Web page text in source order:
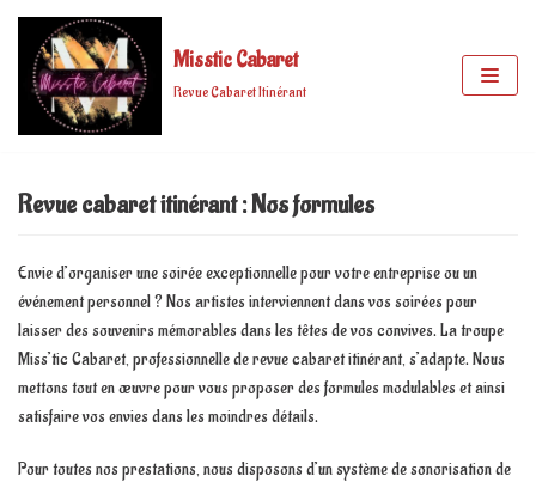
Aller
au
contenu
Misstic Cabaret
Revue Cabaret Itinérant
Revue cabaret itinérant : Nos formules
Envie d’organiser une soirée exceptionnelle pour votre entreprise ou un
événement personnel ? Nos artistes interviennent dans vos soirées pour
laisser des souvenirs mémorables dans les têtes de vos convives. La troupe
Miss’tic Cabaret, professionnelle de revue cabaret itinérant, s’adapte. Nous
mettons tout en œuvre pour vous proposer des formules modulables et ainsi
satisfaire vos envies dans les moindres détails.
Pour toutes nos prestations, nous disposons d’un système de sonorisation de